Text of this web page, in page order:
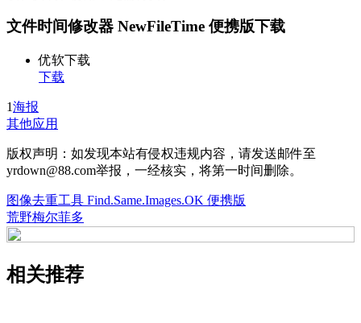
文件时间修改器 NewFileTime 便携版下载
优软下载
下载
1海报
其他应用
版权声明：如发现本站有侵权违规内容，请发送邮件至
yrdown@88.com举报，一经核实，将第一时间删除。
图像去重工具 Find.Same.Images.OK 便携版
荒野梅尔菲多
相关推荐